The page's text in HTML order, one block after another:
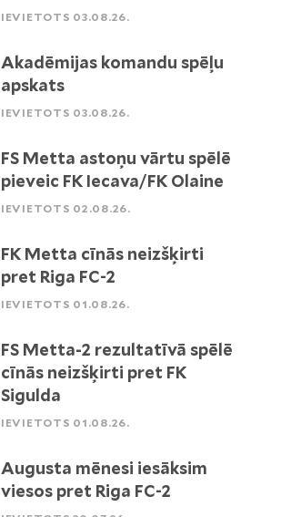
IEVIETOTS 03.08.26.
Akadēmijas komandu spēļu
apskats
IEVIETOTS 03.08.26.
FS Metta astoņu vārtu spēlē
pieveic FK Iecava/FK Olaine
IEVIETOTS 02.08.26.
FK Metta cīnās neizšķirti
pret Riga FC-2
IEVIETOTS 01.08.26.
FS Metta-2 rezultatīvā spēlē
cīnās neizšķirti pret FK
Sigulda
IEVIETOTS 01.08.26.
Augusta mēnesi iesāksim
viesos pret Riga FC-2